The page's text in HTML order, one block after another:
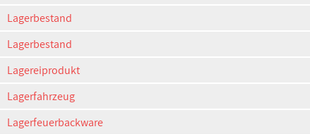
Lagerbestand
Lagerbestand
Lagereiprodukt
Lagerfahrzeug
Lagerfeuerbackware